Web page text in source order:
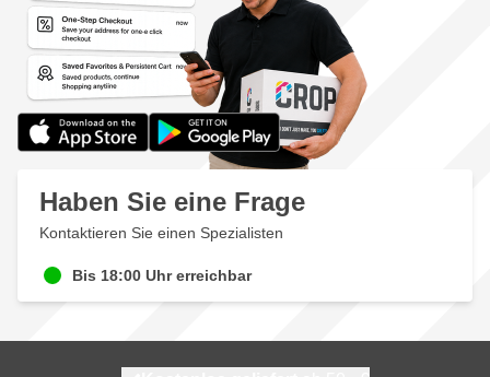
Haben Sie eine Frage
Kontaktieren Sie einen Spezialisten
Bis 18:00 Uhr erreichbar